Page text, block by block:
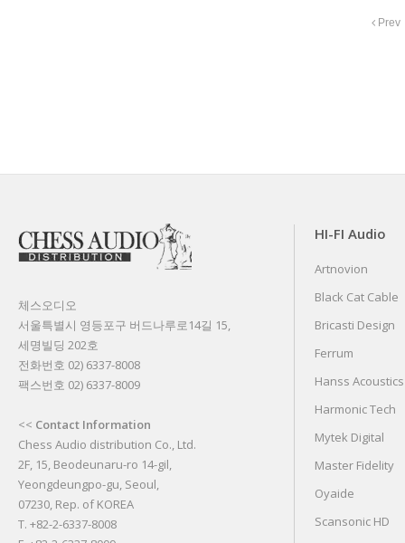
Prev
체스오디오
서울특별시 영등포구 버드나루로14길 15,
세명빌딩 202호
전화번호 02) 6337-8008
팩스번호 02) 6337-8009
<< Contact Information
Chess Audio distribution Co., Ltd.
2F, 15, Beodeunaru-ro 14-gil,
Yeongdeungpo-gu, Seoul,
07230, Rep. of KOREA
T. +82-2-6337-8008
HI-FI Audio
Artnovion
Black Cat Cable
Bricasti Design
Ferrum
Hanss Acoustics
Harmonic Tech
Mytek Digital
Master Fidelity
Oyaide
Scansonic HD